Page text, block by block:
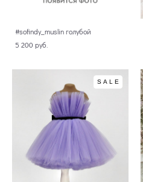
#sofindy_muslin голубой
5 200 pуб.
SALE